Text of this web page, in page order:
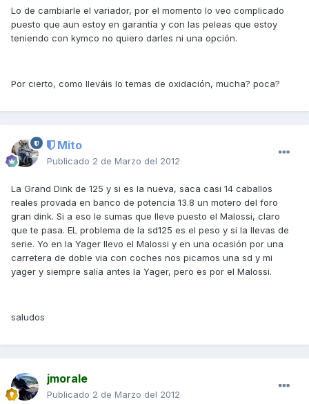
Lo de cambiarle el variador, por el momento lo veo complicado
puesto que aun estoy en garantía y con las peleas que estoy
teniendo con kymco no quiero darles ni una opción.
Por cierto, como lleváis lo temas de oxidación, mucha? poca?
Mito
Publicado 2 de Marzo del 2012
La Grand Dink de 125 y si es la nueva, saca casi 14 caballos
reales provada en banco de potencia 13.8 un motero del foro
gran dink. Si a eso le sumas que lleve puesto el Malossi, claro
que te pasa. EL problema de la sd125 es el peso y si la llevas de
serie. Yo en la Yager llevo el Malossi y en una ocasión por una
carretera de doble via con coches nos picamos una sd y mi
yager y siempre salía antes la Yager, pero es por el Malossi.
saludos
jmorale
Publicado 2 de Marzo del 2012